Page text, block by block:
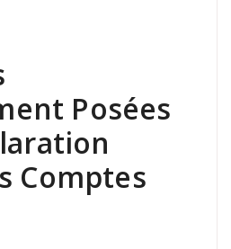
Posées
Comptes